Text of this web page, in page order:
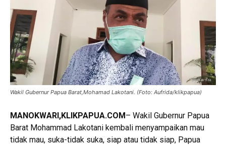
Wakil Gubernur Papua Barat,Mohamad Lakotani. (Foto: Aufrida/klikpapua)
MANOKWARI,KLIKPAPUA.COM– Wakil Gubernur Papua
Barat Mohammad Lakotani kembali menyampaikan mau
tidak mau, suka-tidak suka, siap atau tidak siap, Papua